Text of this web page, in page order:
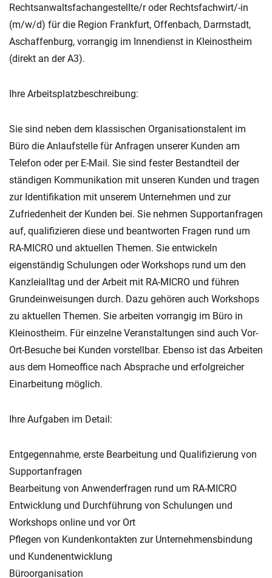
l
n
g
e
Rechtsanwaltsfachangestellte/r oder Rechtsfachwirt/-in
(m/w/d) für die Region Frankfurt, Offenbach, Darmstadt,
Aschaffenburg, vorrangig im Innendienst in Kleinostheim
(direkt an der A3).
Ihre Arbeitsplatzbeschreibung:
Sie sind neben dem klassischen Organisationstalent im
Büro die Anlaufstelle für Anfragen unserer Kunden am
Telefon oder per E-Mail. Sie sind fester Bestandteil der
ständigen Kommunikation mit unseren Kunden und tragen
zur Identifikation mit unserem Unternehmen und zur
Zufriedenheit der Kunden bei. Sie nehmen Supportanfragen
auf, qualifizieren diese und beantworten Fragen rund um
RA-MICRO und aktuellen Themen. Sie entwickeln
eigenständig Schulungen oder Workshops rund um den
Kanzleialltag und der Arbeit mit RA-MICRO und führen
Grundeinweisungen durch. Dazu gehören auch Workshops
zu aktuellen Themen. Sie arbeiten vorrangig im Büro in
Kleinostheim. Für einzelne Veranstaltungen sind auch Vor-
Ort-Besuche bei Kunden vorstellbar. Ebenso ist das Arbeiten
aus dem Homeoffice nach Absprache und erfolgreicher
Einarbeitung möglich.
Ihre Aufgaben im Detail:
Entgegennahme, erste Bearbeitung und Qualifizierung von
Supportanfragen
Bearbeitung von Anwenderfragen rund um RA-MICRO
Entwicklung und Durchführung von Schulungen und
Workshops online und vor Ort
Pflegen von Kundenkontakten zur Unternehmensbindung
und Kundenentwicklung
Büroorganisation